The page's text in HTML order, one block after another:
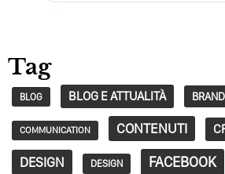
Tag
BLOG BLOG E ATTUALITÀ BRAND
COMMUNICATION CONTENUTI
DESIGN DESIGN FACEBOOK